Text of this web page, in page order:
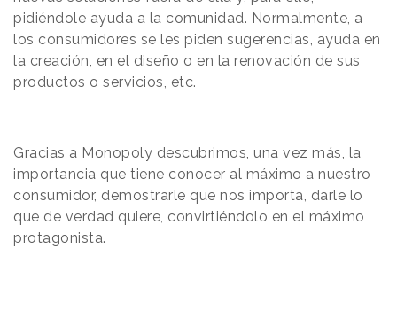
pidiéndole ayuda a la comunidad. Normalmente, a
los consumidores se les piden sugerencias, ayuda en
la creación, en el diseño o en la renovación de sus
productos o servicios, etc.
Gracias a Monopoly descubrimos, una vez más, la
importancia que tiene conocer al máximo a nuestro
consumidor, demostrarle que nos importa, darle lo
que de verdad quiere, convirtiéndolo en el máximo
protagonista.